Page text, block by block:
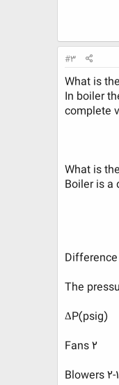
#3
In boiler
complete
Boiler is a
The
(ΔP(psig​
Fans 2​
Blowers 2-